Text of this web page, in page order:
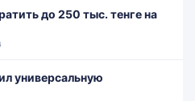
до 250 тыс. тенге на
универсальную